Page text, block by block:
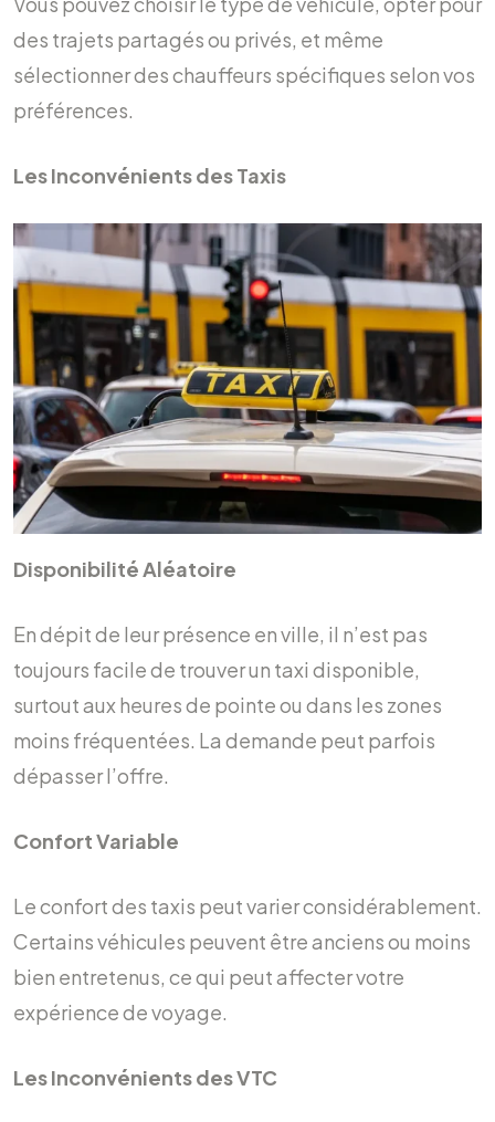
des trajets partagés ou privés, et même
sélectionner des chauffeurs spécifiques selon vos
préférences.
Les Inconvénients des Taxis
Disponibilité Aléatoire
En dépit de leur présence en ville, il n’est pas
toujours facile de trouver un taxi disponible,
surtout aux heures de pointe ou dans les zones
moins fréquentées. La demande peut parfois
dépasser l’offre.
Confort Variable
Le confort des taxis peut varier considérablement.
Certains véhicules peuvent être anciens ou moins
bien entretenus, ce qui peut affecter votre
expérience de voyage.
Les Inconvénients des VTC